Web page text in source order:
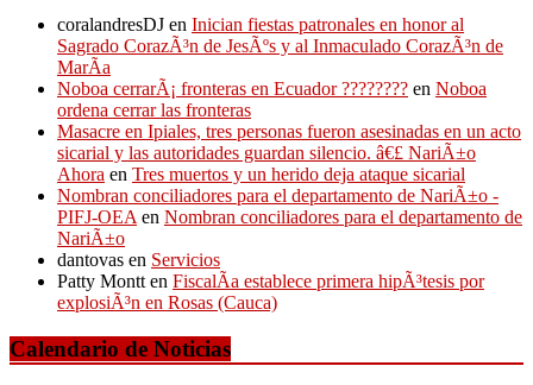
coralandresDJ en Inician fiestas patronales en honor al
Sagrado CorazÃ³n de JesÃºs y al Inmaculado CorazÃ³n de
MarÃ­a
Noboa cerrarÃ¡ fronteras en Ecuador ???????? en Noboa
ordena cerrar las fronteras
Masacre en Ipiales, tres personas fueron asesinadas en un acto
sicarial y las autoridades guardan silencio. â€£ NariÃ±o
Ahora en Tres muertos y un herido deja ataque sicarial
Nombran conciliadores para el departamento de NariÃ±o -
PIFJ-OEAen Nombran conciliadores para el departamento de
NariÃ±o
dantovas en Servicios
Patty Montten FiscalÃ­a establece primera hipÃ³tesis por
explosiÃ³n en Rosas (Cauca)
Calendario de Noticias